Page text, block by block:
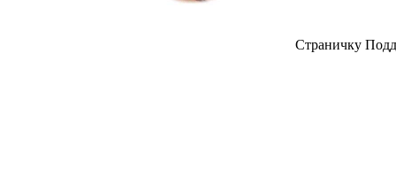
Страничку